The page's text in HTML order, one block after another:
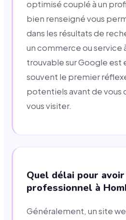
optimisé couplé à un
bien renseigné vous
dans les résultats de
un commerce ou service
trouvable sur Google est
souvent le premier
potentiels avant de vous
vous visiter.
Quel délai pour
professionnel à
Généralement, un site